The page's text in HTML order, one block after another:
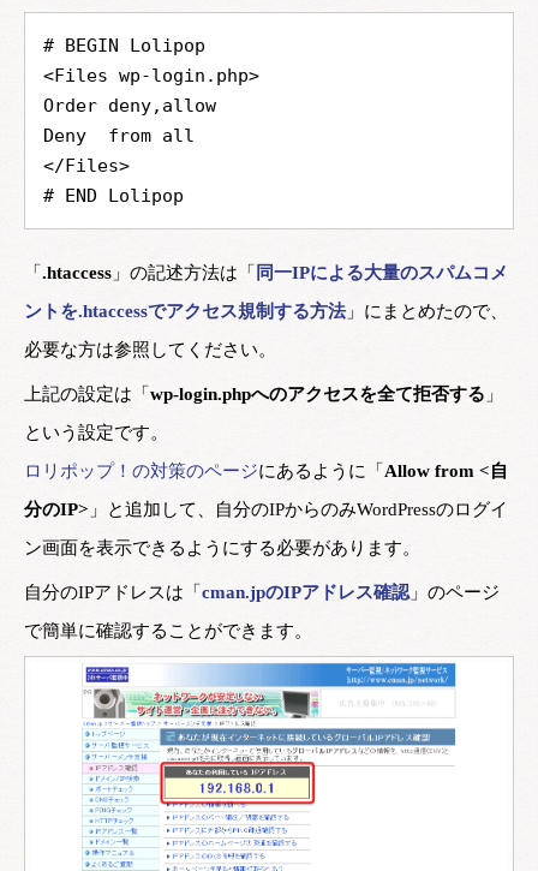
# BEGIN Lolipop
<Files wp-login.php>
Order deny,allow
Deny  from all
</Files>
# END Lolipop
「 .htaccess 」の記述方法は「 同一IPによる大量のスパムコメ
ントを.htaccessでアクセス規制する方法 」にまとめたので、
必要な方は参照してください。
上記の設定は「 wp-login.phpへのアクセスを全て拒否する 」
という設定です。
ロリポップ！の対策のページにあるように「 Allow from <自
分のIP> 」と追加して、自分のIPからのみWordPressのログイ
ン画面を表示できるようにする必要があります。
自分のIPアドレスは「 cman.jpのIPアドレス確認 」のページ
で簡単に確認することができます。